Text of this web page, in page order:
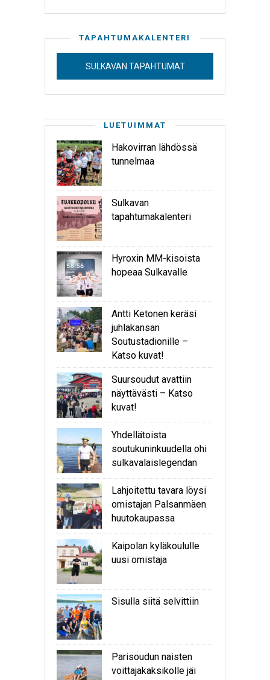
TAPAHTUMAKALENTERI
SULKAVAN TAPAHTUMAT
LUETUIMMAT
Hakovirran lähdössä
tunnelmaa
Sulkavan
tapahtumakalenteri
Hyroxin MM-kisoista
hopeaa Sulkavalle
Antti Ketonen keräsi
juhlakansan
Soutustadionille –
Katso kuvat!
Suursoudut avattiin
näyttävästi – Katso
kuvat!
Yhdellätoista
soutukuninkuudella ohi
sulkavalaislegendan
Lahjoitettu tavara löysi
omistajan Palsanmäen
huutokaupassa
Kaipolan kyläkoululle
uusi omistaja
Sisulla siitä selvittiin
Parisoudun naisten
voittajakaksikolle jäi